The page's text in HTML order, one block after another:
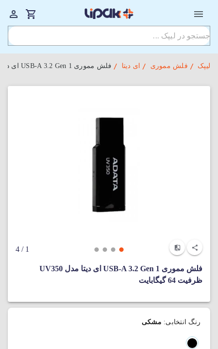
لیپک فلش مموری ای دیتا فلش مموری USB-A 3.2 Gen 1 ای دیتا مدل UV350 ظرفیت 64 گیگابایت
1
/ 4
فلش مموری USB-A 3.2 Gen 1 ای دیتا مدل UV350
ظرفیت 64 گیگابایت
رنگ انتخابی: مشکی